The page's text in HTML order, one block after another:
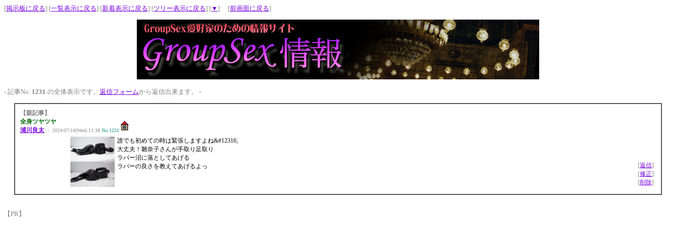
[掲示板に戻る] [一覧表示に戻る] [新着表示に戻る] [ツリー表示に戻る] [▼ ] [前画面に戻る]
- 記事No. 1231 の全体表示です。 返信フォームから返信出来ます。 -
【親記事】
全身ツヤツヤ
浦川良太 ： 2024/07/10(Wed) 11:38 No.1231
誰でも初めての時は緊張しますよね&#12316;
大丈夫！雛奈子さんが手取り足取り
ラバー沼に落としてあげる
ラバーの良さを教えてあげるよっ
[返信]
[修正]
[削除]
【PR】